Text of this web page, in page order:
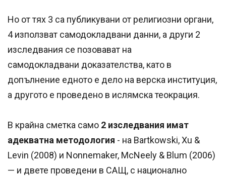
Но от тях 3 са публикувани от религиозни органи,
4 използват самодокладвани данни, а други 2
изследвания се позовават на
самодокладвани доказателства, като в
допълнение едното е дело на верска институция,
а другото е проведено в ислямска теокрация.
В крайна сметка само 2 изследвания имат
адекватна методология - на Bartkowski, Xu &
Levin (2008) и Nonnemaker, McNeely & Blum (2006)
— и двете проведени в САЩ, с национално